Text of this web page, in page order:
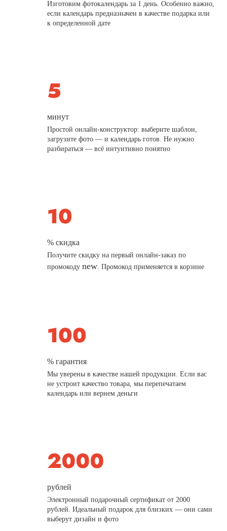
Изготовим фотокалендарь за 1 день. Особенно важно,
если календарь предназначен в качестве подарка или
к определенной дате
минут
Простой онлайн-конструктор: выберите шаблон,
загрузите фото — и календарь готов. Не нужно
разбираться — всё интуитивно понятно
% скидка
Получите скидку на первый онлайн-заказ по
промокодуnew. Промокод применяется в корзине
% гарантия
Мы уверены в качестве нашей продукции. Если вас
не устроит качество товара, мы перепечатаем
календарь или вернем деньги
рублей
Электронный подарочный сертификат от 2000
рублей. Идеальный подарок для близких — они сами
выберут дизайн и фото